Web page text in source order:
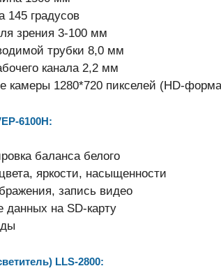
145 градусов
зрения 3-100 мм
трубки 8,0 мм
канала 2,2 мм
камеры 1280*720 пикселей (HD-
6100H:
баланса белого
яркости, насыщенности
запись видео
данных на SD-карту
LLS-2800: